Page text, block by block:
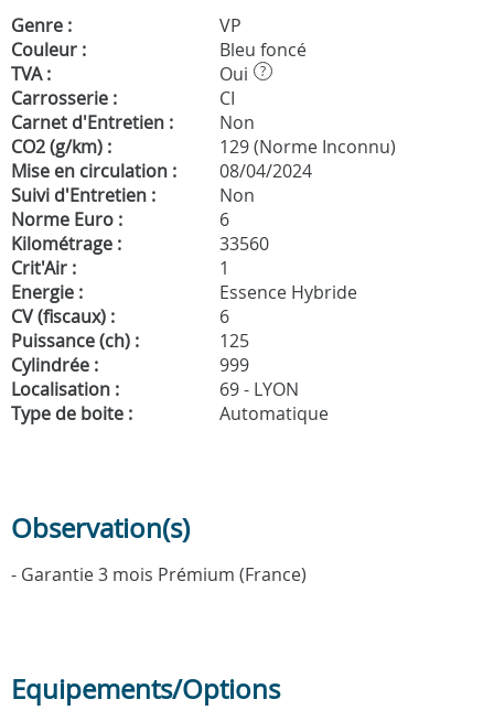
Genre :
VP
Couleur :
Bleu foncé
TVA :
Oui ?
Carrosserie :
CI
Carnet d'Entretien :
Non
CO2 (g/km) :
129 (Norme Inconnu)
Mise en circulation :
08/04/2024
Suivi d'Entretien :
Non
Norme Euro :
6
Kilométrage :
33560
Crit'Air :
1
Energie :
Essence Hybride
CV (fiscaux) :
6
Puissance (ch) :
125
Cylindrée :
999
Localisation :
69 - LYON
Type de boite :
Automatique
Observation(s)
- Garantie 3 mois Prémium (France)
Equipements/Options